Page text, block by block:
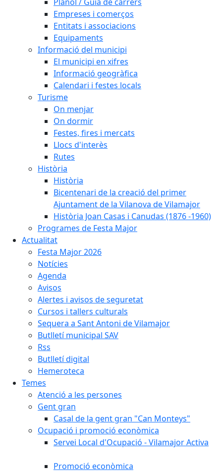
Empreses i comerços
Entitats i associacions
Equipaments
Informació del municipi
El municipi en xifres
Informació geogràfica
Calendari i festes locals
Turisme
On menjar
On dormir
Festes, fires i mercats
Llocs d'interès
Rutes
Història
Història
Bicentenari de la creació del primer
Ajuntament de la Vilanova de Vilamajor
Història Joan Casas i Canudas (1876 -1960)
Programes de Festa Major
Actualitat
Festa Major 2026
Notícies
Agenda
Avisos
Alertes i avisos de seguretat
Cursos i tallers culturals
Sequera a Sant Antoni de Vilamajor
Butlletí municipal SAV
Rss
Butlletí digital
Hemeroteca
Temes
Atenció a les persones
Gent gran
Casal de la gent gran "Can Monteys"
Ocupació i promoció econòmica
Servei Local d'Ocupació - Vilamajor Activa
Promoció econòmica